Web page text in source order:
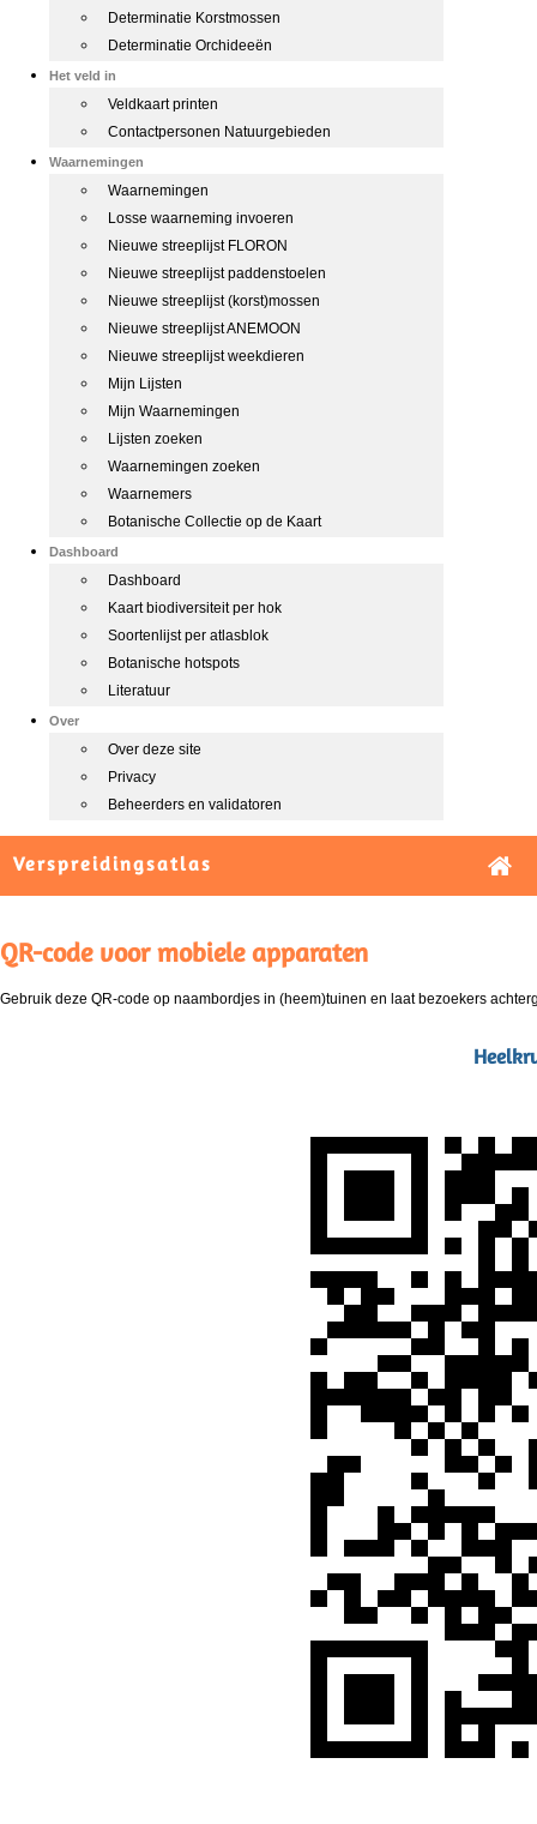
Determinatie Korstmossen
Determinatie Orchideeën
Het veld in
Veldkaart printen
Contactpersonen Natuurgebieden
Waarnemingen
Waarnemingen
Losse waarneming invoeren
Nieuwe streeplijst FLORON
Nieuwe streeplijst paddenstoelen
Nieuwe streeplijst (korst)mossen
Nieuwe streeplijst ANEMOON
Nieuwe streeplijst weekdieren
Mijn Lijsten
Mijn Waarnemingen
Lijsten zoeken
Waarnemingen zoeken
Waarnemers
Botanische Collectie op de Kaart
Dashboard
Dashboard
Kaart biodiversiteit per hok
Soortenlijst per atlasblok
Botanische hotspots
Literatuur
Over
Over deze site
Privacy
Beheerders en validatoren
Verspreidingsatlas
QR-code voor mobiele apparaten
Gebruik deze QR-code op naambordjes in (heem)tuinen en laat bezoekers